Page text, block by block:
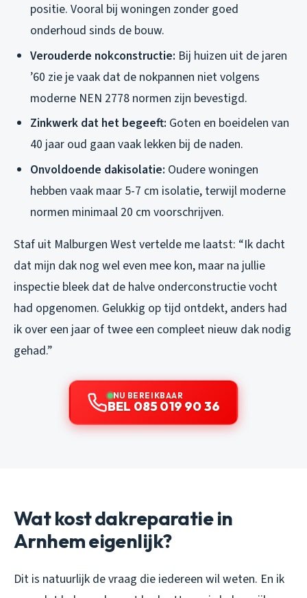
positie. Vooral bij woningen zonder goed
onderhoud sinds de bouw.
Verouderde nokconstructie: Bij huizen uit de jaren
’60 zie je vaak dat de nokpannen niet volgens
moderne NEN 2778 normen zijn bevestigd.
Zinkwerk dat het begeeft: Goten en boeidelen van
40 jaar oud gaan vaak lekken bij de naden.
Onvoldoende dakisolatie: Oudere woningen
hebben vaak maar 5-7 cm isolatie, terwijl moderne
normen minimaal 20 cm voorschrijven.
Staf uit Malburgen West vertelde me laatst: “Ik dacht
dat mijn dak nog wel even mee kon, maar na jullie
inspectie bleek dat de halve onderconstructie vocht
had opgenomen. Gelukkig op tijd ontdekt, anders had
ik over een jaar of twee een compleet nieuw dak nodig
gehad.”
NU BEREIKBAAR
BEL 085 019 90 36
Wat kost dakreparatie in
Arnhem eigenlijk?
Dit is natuurlijk de vraag die iedereen wil weten. En ik